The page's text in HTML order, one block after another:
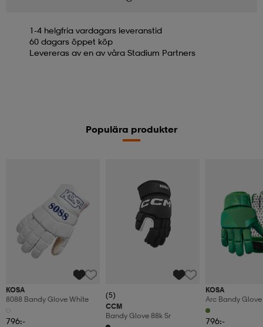
1-4 helgfria vardagars leveranstid
60 dagars öppet köp
Levereras av en av våra Stadium Partners
Populära produkter
KOSA
8088 Bandy Glove White
796:-
(5)
CCM
Bandy Glove 88k Sr
KOSA
Arc Bandy
Green (junior)
796:-